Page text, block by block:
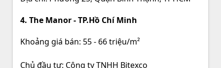
4. The Manor - TP.Hồ Chí Minh
Khoảng giá bán: 55 - 66 triệu/m²
Chủ đầu tư: Công ty TNHH Bitexco